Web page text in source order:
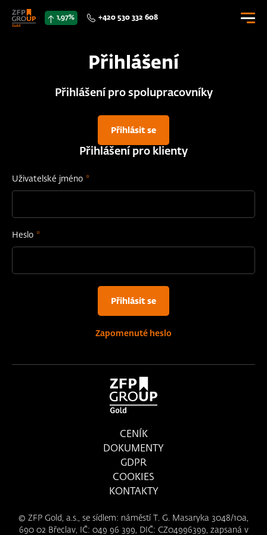
1,97% +420 530 332 608
E-SHOP
CENÍK
KONTAKTY
0 0 Kč
Přihlásit se
Přihlášení
Přihlášení pro spolupracovníky
Přihlásit se
Přihlášení pro klienty
Uživatelské jméno
Heslo
Přihlásit se
Zapomenuté heslo
CENÍK
DOKUMENTY
GDPR
COOKIES
KONTAKTY
© ZFP Gold, a.s., se sídlem: náměstí T. G. Masaryka 3048/10a,
690 02 Břeclav, IČ: 049 96 399, DIČ: CZ04996399, zapsaná v